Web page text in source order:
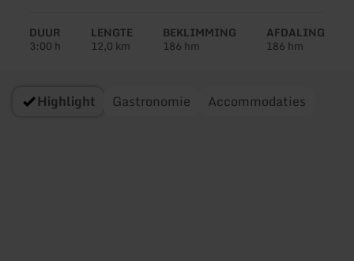
DUUR
3:00 h
LENGTE
12,0 km
BEKLIMMING
186 hm
AFDALING
186 hm
Highlight Gastronomie Accommodaties